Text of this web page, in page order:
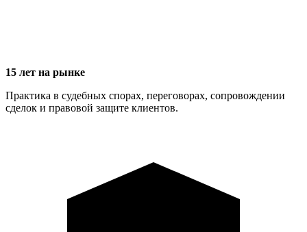
15 лет на рынке
Практика в судебных спорах, переговорах, сопровождении
сделок и правовой защите клиентов.